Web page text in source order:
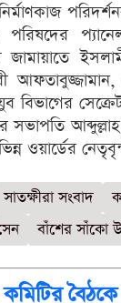
জামায়াতে
আফতাবুজ্জামান,
বিভাগের
সভাপতি
ওয়ার্ডের
সাতক্ষীরা সংবাদ
বাঁশের সাঁকো
কমিটির